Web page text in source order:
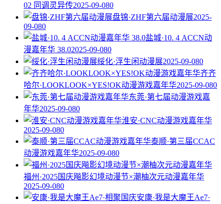
02 同调灵异传2025-09-080
盘锦·ZHF第六届动漫展2025-
09-080
盐城·10. 4 ACCN动
漫嘉年华 38.02025-09-080
绥化·浮生闲动漫展2025-09-080
齐齐
哈尔·LOOKLOOK×YES!OK动漫游戏嘉年华2025-09-080
东莞·第七届动漫游戏嘉
年华2025-09-080
淮安·CNC动漫游戏嘉年华
2025-09-080
泰顺·第三届CCAC
动漫游戏嘉年华2025-09-080
福州·2025国庆飚影幻境动漫节×潮柚次元动漫嘉年华
2025-09-080
安康·我是大魔王Ae7·